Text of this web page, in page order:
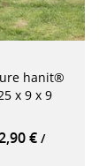
hanit®
x 9 x 9
€ /